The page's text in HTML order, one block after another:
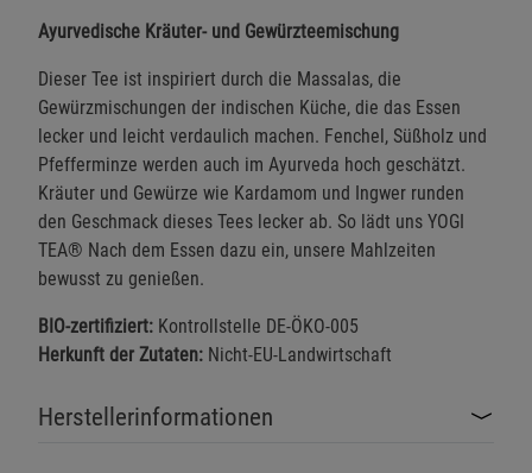
Ayurvedische Kräuter- und Gewürzteemischung
Dieser Tee ist inspiriert durch die Massalas, die
Gewürzmischungen der indischen Küche, die das Essen
lecker und leicht verdaulich machen. Fenchel, Süßholz und
Pfefferminze werden auch im Ayurveda hoch geschätzt.
Kräuter und Gewürze wie Kardamom und Ingwer runden
den Geschmack dieses Tees lecker ab. So lädt uns YOGI
TEA® Nach dem Essen dazu ein, unsere Mahlzeiten
bewusst zu genießen.
BIO-zertifiziert: Kontrollstelle DE-ÖKO-005
Herkunft der Zutaten: Nicht-EU-Landwirtschaft
Herstellerinformationen